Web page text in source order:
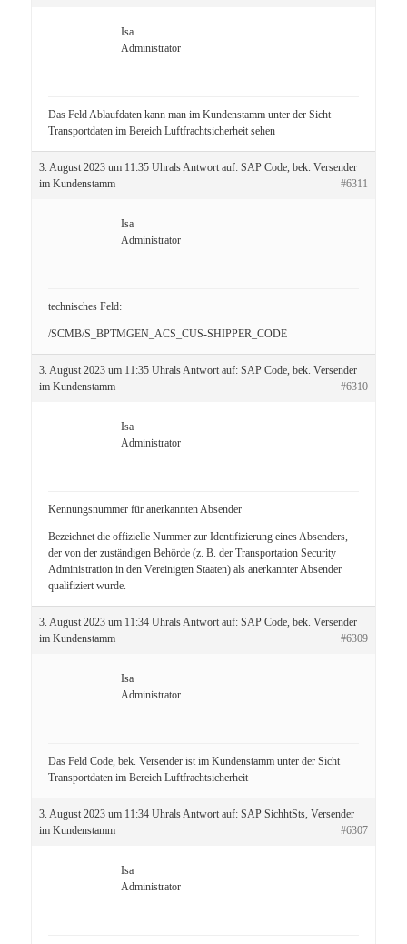
Isa
Administrator
Das Feld Ablaufdaten kann man im Kundenstamm unter der Sicht
Transportdaten im Bereich Luftfrachtsicherheit sehen
3. August 2023 um 11:35 Uhrals Antwort auf:SAP Code, bek. Versender
im Kundenstamm
#6311
Isa
Administrator
technisches Feld:
/SCMB/S_BPTMGEN_ACS_CUS-SHIPPER_CODE
3. August 2023 um 11:35 Uhrals Antwort auf:SAP Code, bek. Versender
im Kundenstamm
#6310
Isa
Administrator
Kennungsnummer für anerkannten Absender
Bezeichnet die offizielle Nummer zur Identifizierung eines Absenders,
der von der zuständigen Behörde (z. B. der Transportation Security
Administration in den Vereinigten Staaten) als anerkannter Absender
qualifiziert wurde.
3. August 2023 um 11:34 Uhrals Antwort auf:SAP Code, bek. Versender
im Kundenstamm
#6309
Isa
Administrator
Das Feld Code, bek. Versender ist im Kundenstamm unter der Sicht
Transportdaten im Bereich Luftfrachtsicherheit
3. August 2023 um 11:34 Uhrals Antwort auf:SAP SichhtSts, Versender
im Kundenstamm
#6307
Isa
Administrator